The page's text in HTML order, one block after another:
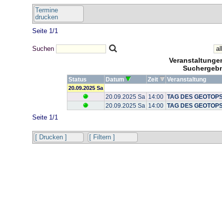
Termine
drucken
Seite 1/1
Suchen
Status Datum Zeit Veranstaltung
20.09.2025 Sa
20.09.2025 Sa 14:00 TAG DES
20.09.2025 Sa
14:00 TAG DES
Seite 1/1
[ Drucken ] [ Filtern ]